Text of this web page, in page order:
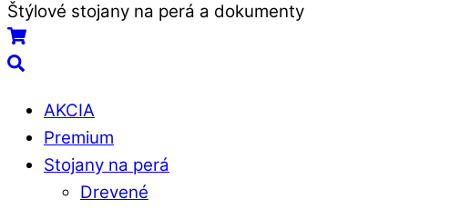
Štýlové stojany na perá a dokumenty
Košík
Search
AKCIA
Premium
Stojany na perá
Drevené